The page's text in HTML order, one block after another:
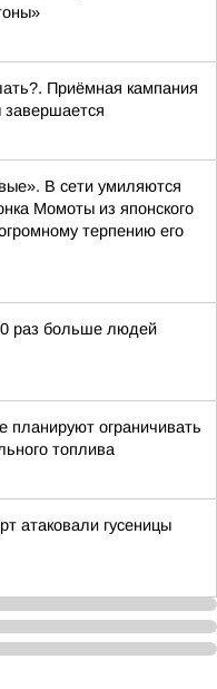
Приёмная кампания
завершается
В сети умиляются
Момоты из японского
терпению его
раз больше людей
планируют ограничивать
топлива
атаковали гусеницы